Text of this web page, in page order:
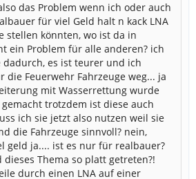
das Problem wenn ich oder auch
für viel Geld halt n kack LNA
stellen könnten, wo ist da in
ein Problem für alle anderen? ich
dadurch, es ist teurer und ich
die Feuerwehr Fahrzeuge weg... ja
mit Wasserrettung wurde
trotzdem ist diese auch
ich sie jetzt also nutzen weil sie
die Fahrzeuge sinnvoll? nein,
geld ja.... ist es nur für realbauer?
dieses Thema so platt getreten?!
durch einen LNA auf einer